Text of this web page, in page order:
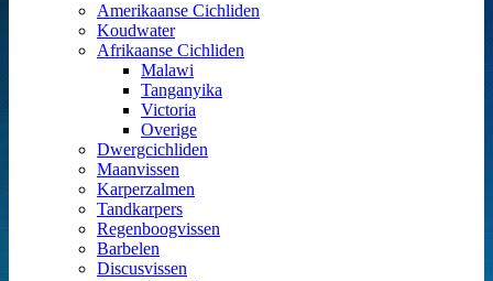
Amerikaanse Cichliden
Koudwater
Afrikaanse Cichliden
Malawi
Tanganyika
Victoria
Overige
Dwergcichliden
Maanvissen
Karperzalmen
Tandkarpers
Regenboogvissen
Barbelen
Discusvissen